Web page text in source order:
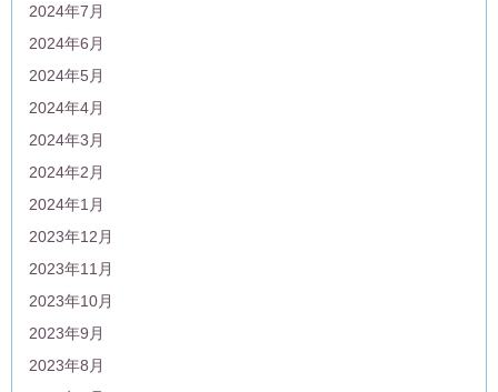
2024年7月
2024年6月
2024年5月
2024年4月
2024年3月
2024年2月
2024年1月
2023年12月
2023年11月
2023年10月
2023年9月
2023年8月